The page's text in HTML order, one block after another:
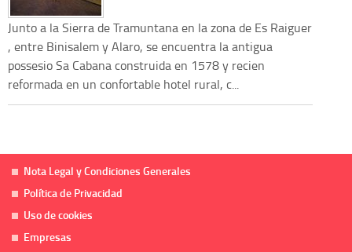
Junto a la Sierra de Tramuntana en la zona de Es Raiguer
, entre Binisalem y Alaro, se encuentra la antigua
possesio Sa Cabana construida en 1578 y recien
reformada en un confortable hotel rural, c...
Nota Legal y Condiciones Generales
Política de Privacidad
Uso de cookies
Empresas